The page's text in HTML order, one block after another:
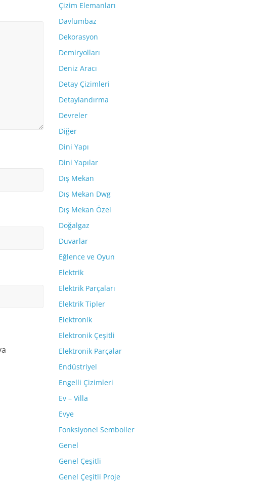
Çizim Elemanları
Davlumbaz
Dekorasyon
Demiryolları
Deniz Aracı
Detay Çizimleri
Detaylandırma
Devreler
Diğer
Dini Yapı
Dini Yapılar
Dış Mekan
Dış Mekan Dwg
Dış Mekan Özel
Doğalgaz
Duvarlar
Eğlence ve Oyun
Elektrik
Elektrik Parçaları
Elektrik Tipler
Elektronik
Elektronik Çeşitli
Elektronik Parçalar
Endüstriyel
Engelli Çizimleri
Ev – Villa
Evye
Fonksiyonel Semboller
Genel
Genel Çeşitli
Genel Çeşitli Proje